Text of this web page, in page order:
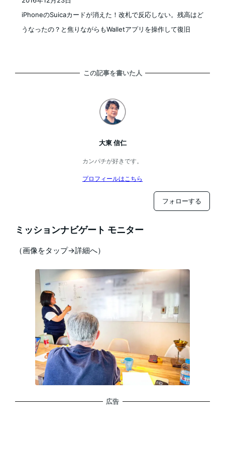
iPhoneのSuicaカードが消えた！改札で反応しない。残高はど
うなったの？と焦りながらもWalletアプリを操作して復旧
投稿日
この記事を書いた人
大東 信仁
カンパチが好きです。
プロフィールはこちら
フォローする
ミッションナビゲート モニター
（画像をタップ→詳細へ）
広告